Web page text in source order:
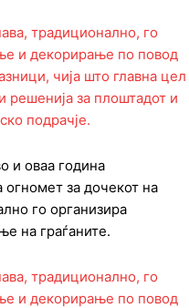
и оваа година
за дочекот на
го организира
на граѓаните.